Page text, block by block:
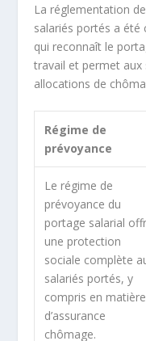
La réglementation
salariés portés a été
qui reconnaît le
travail et permet aux
allocations de
Régime de
prévoyance
Le régime de
prévoyance du
portage salarial
une protection
sociale complète
salariés portés, y
compris en matière
d’assurance
chômage.